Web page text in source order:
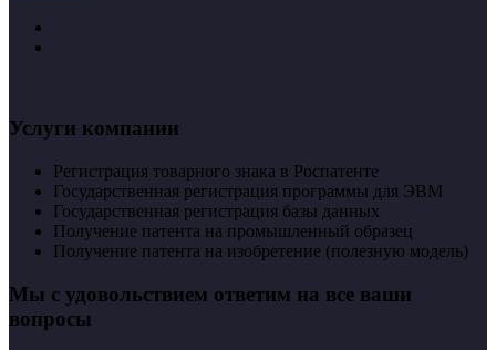
Услуги компании
Регистрация товарного знака в Роспатенте
Государственная регистрация программы для ЭВМ
Государственная регистрация базы данных
Получение патента на промышленный образец
Получение патента на изобретение (полезную модель)
Мы с удовольствием ответим на все ваши
вопросы